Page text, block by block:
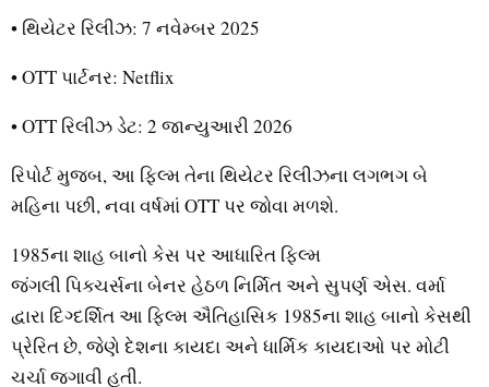
• થિયેટર રિલીઝ: 7 નવેમ્બર 2025
• OTT પાર્ટનર: Netflix
• OTT રિલીઝ ડેટ: 2 જાન્યુઆરી 2026
રિપોર્ટ મુજબ, આ ફિલ્મ તેના થિયેટર રિલીઝના લગભગ બે
મહિના પછી, નવા વર્ષમાં OTT પર જોવા મળશે.
1985ના શાહ બાનો કેસ પર આધારિત ફિલ્મ
જંગલી પિક્ચર્સના બેનર હેઠળ નિર્મિત અને સુપર્ણ એસ. વર્મા
દ્વારા દિગ્દર્શિત આ ફિલ્મ ઐતિહાસિક 1985ના શાહ બાનો કેસથી
પ્રેરિત છે, જેણે દેશના કાયદા અને ધાર્મિક કાયદાઓ પર મોટી
ચર્ચા જગાવી હતી.